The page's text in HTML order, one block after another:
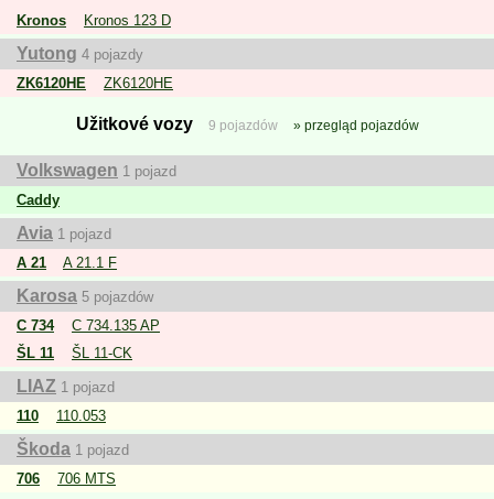
Kronos
Kronos 123 D
Yutong 4 pojazdy
ZK6120HE
ZK6120HE
Užitkové vozy 9 pojazdów przegląd pojazdów
Volkswagen 1 pojazd
Caddy
Avia 1 pojazd
A 21
A 21.1 F
Karosa 5 pojazdów
C 734
C 734.135 AP
ŠL 11
ŠL 11-CK
LIAZ 1 pojazd
110
110.053
Škoda 1 pojazd
706
706 MTS